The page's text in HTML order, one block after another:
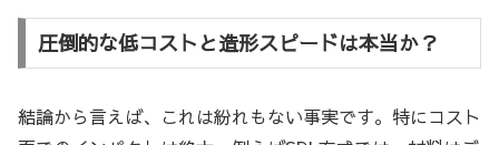
圧倒的な低コストと造形スピードは本当か？
結論から言えば、これは紛れもない事実です。特にコスト